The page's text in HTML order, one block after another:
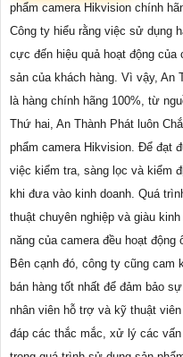
phẩm camera Hikvision chính
Công ty hiểu rằng việc sử dụng
cực đến hiệu quả hoạt động của
sản của khách hàng. Vì vậy, An
là hàng chính hãng 100%, từ
Thứ hai, An Thành Phát luôn
phẩm camera Hikvision. Để đạt
việc kiểm tra, sàng lọc và kiểm
khi đưa vào kinh doanh. Quá
thuật chuyên nghiệp và giàu
năng của camera đều hoạt động
Bên cạnh đó, công ty cũng
bán hàng tốt nhất để đảm bảo
nhân viên hỗ trợ và kỹ thuật
đáp các thắc mắc, xử lý các